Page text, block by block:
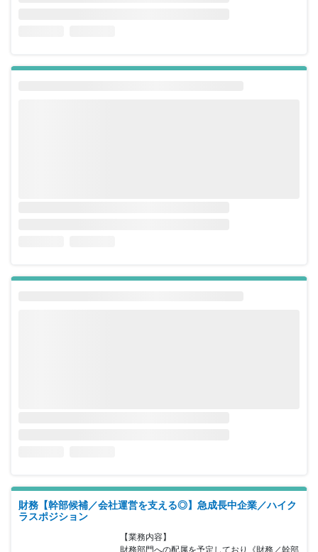
財務【幹部候補／会社運営を支える◎】急成長中企業／ハイク
ラスポジション
【業務内容】
財務部門への配属を予定しており《財務／幹部